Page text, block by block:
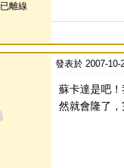
已離線
發表於 2007-10-
蘇卡達是吧
然就會隆了，